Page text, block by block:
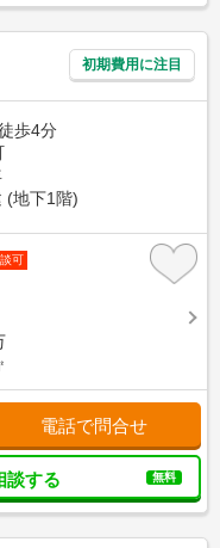
初期費用に注目
歩4分
(地下1階)
可
電話で問合せ
談する 無料